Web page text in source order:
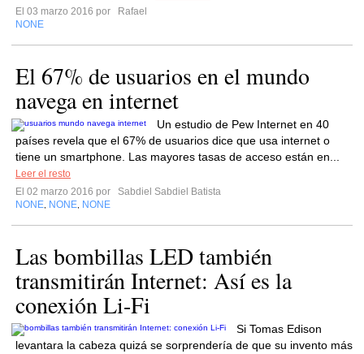
El 03 marzo 2016 por
Rafael
NONE
El 67% de usuarios en el mundo
navega en internet
Un estudio de Pew Internet en 40
países revela que el 67% de usuarios dice que usa internet o
tiene un smartphone. Las mayores tasas de acceso están en...
Leer el resto
El 02 marzo 2016 por
Sabdiel Sabdiel Batista
NONE NONE NONE
Las bombillas LED también
transmitirán Internet: Así es la
conexión Li-Fi
Si Tomas Edison
levantara la cabeza quizá se sorprendería de que su invento más